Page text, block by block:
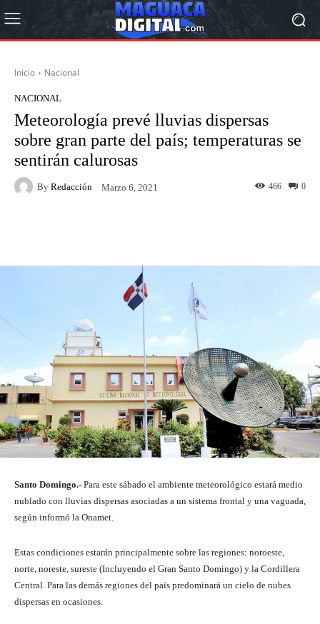
Inicio Nacional
NACIONAL
Meteorología prevé lluvias dispersas
sobre gran parte del país; temperaturas se
sentirán calurosas
By Redacción Marzo 6, 2021 0
466
Santo Domingo.- Para este sábado el ambiente meteorológico estará medio
nublado con lluvias dispersas asociadas a un sistema frontal y una vaguada,
según informó la Onamet.
Estas condiciones estarán principalmente sobre las regiones: noroeste,
norte, noreste, sureste (Incluyendo el Gran Santo Domingo) y la Cordillera
Central. Para las demás regiones del país predominará un cielo de nubes
dispersas en ocasiones.